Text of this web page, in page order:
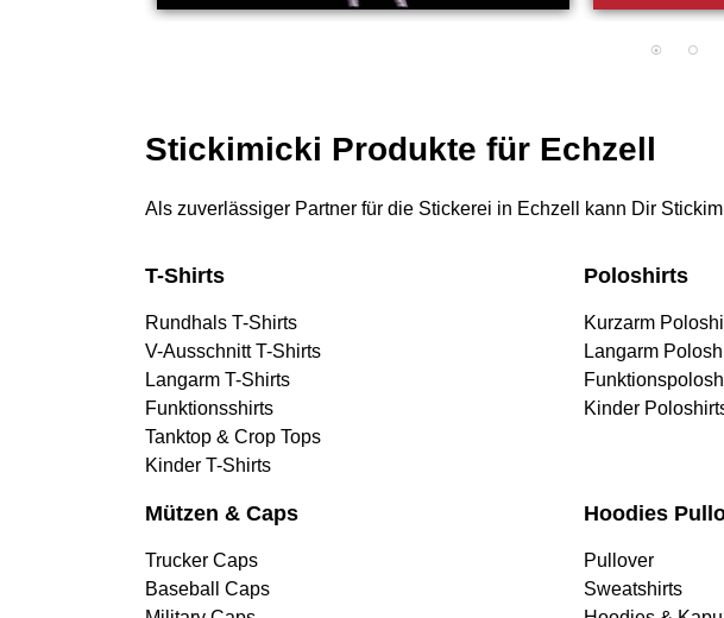
Stickimicki Produkte für Echzell
Als zuverlässiger Partner für die Stickerei in Echzell kann Dir
T-Shirts
Rundhals T-Shirts
V-Ausschnitt T-Shirts
Langarm T-Shirts
Funktionsshirts
Tanktop & Crop Tops
Kinder T-Shirts
Poloshirts
Kurzarm
Langarm
Kinder
Mützen & Caps
Trucker Caps
Baseball Caps
Hoodies
Pullover
Sweatshirts